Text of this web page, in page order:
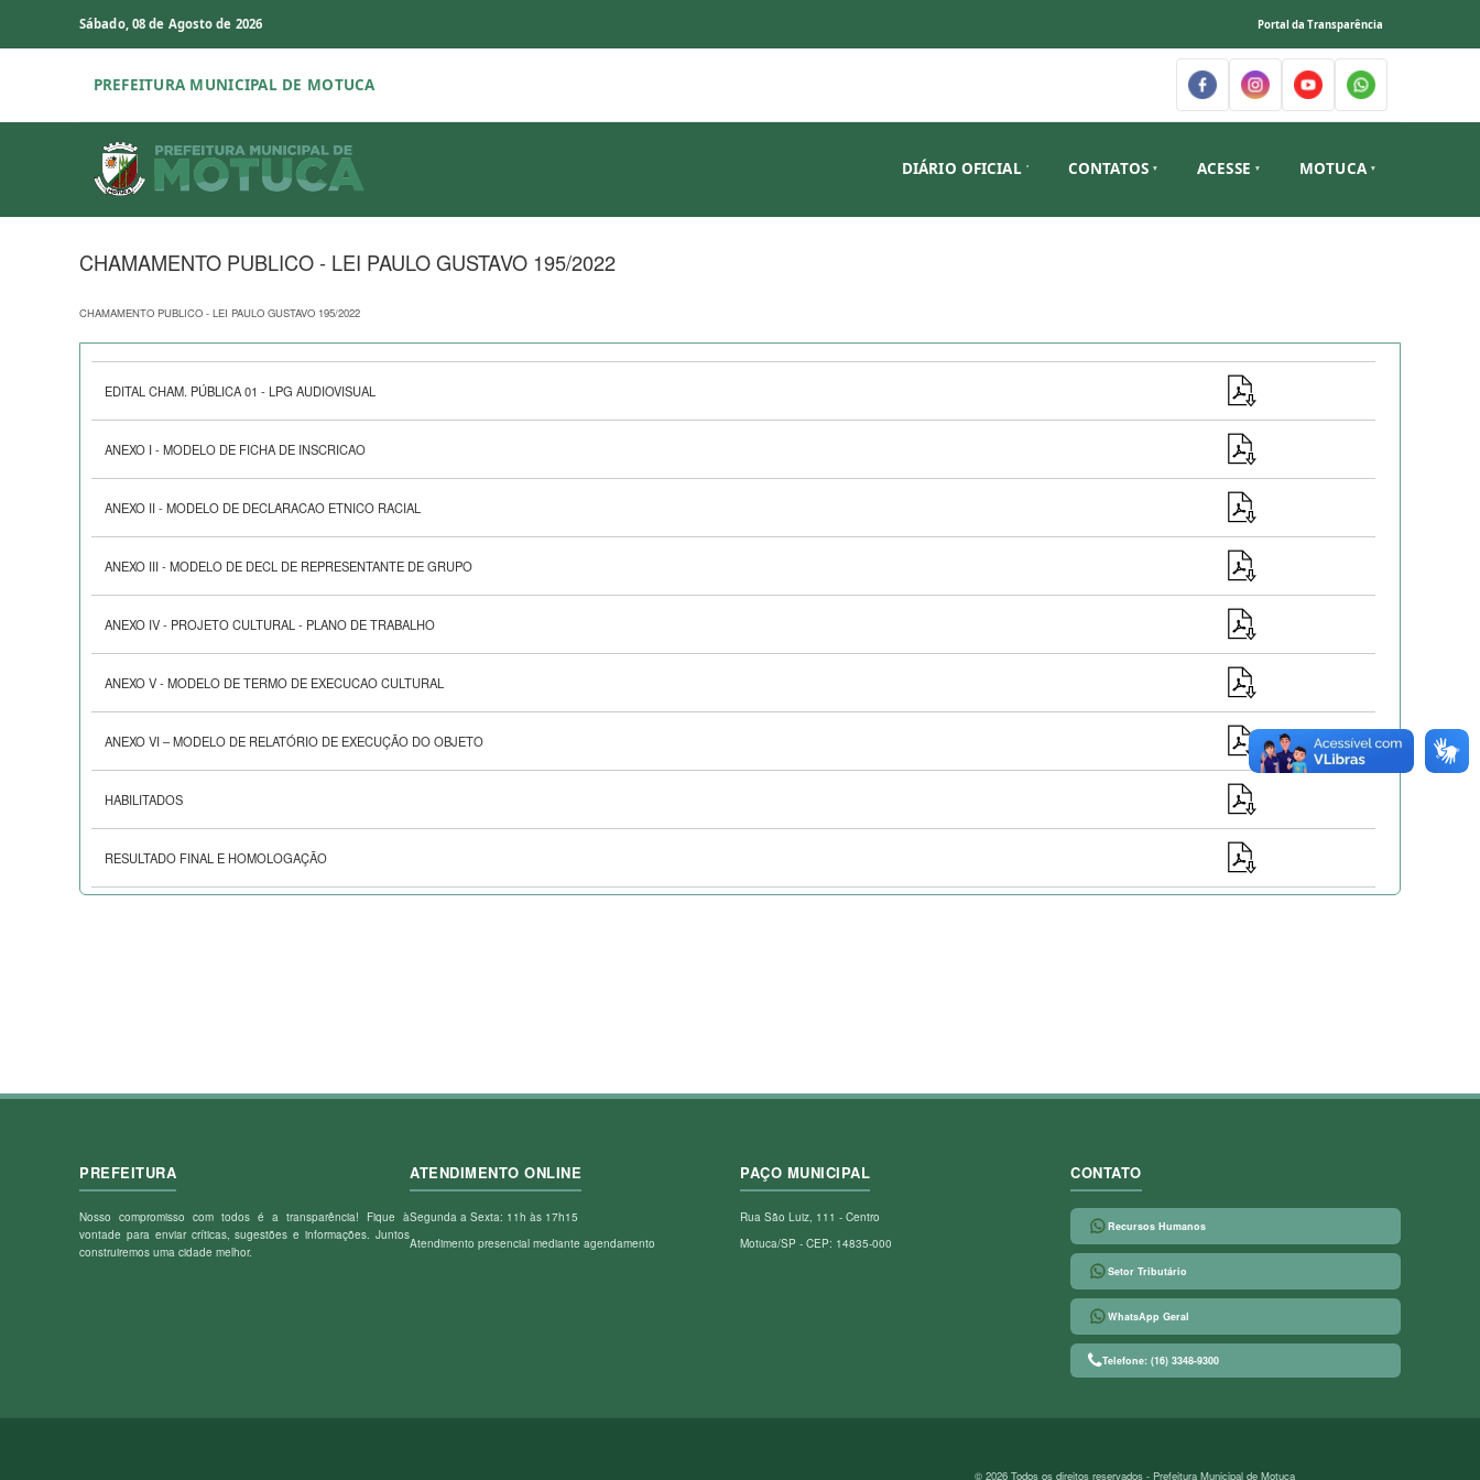
Sábado, 08 de Agosto de 2026 Portal da Transparência
PREFEITURA MUNICIPAL DE MOTUCA
DIÁRIO OFICIAL CONTATOS ACESSE MOTUCA
CHAMAMENTO PUBLICO - LEI PAULO GUSTAVO 195/2022
CHAMAMENTO PUBLICO - LEI PAULO GUSTAVO 195/2022
EDITAL CHAM. PÚBLICA 01 - LPG AUDIOVISUAL
ANEXO I - MODELO DE FICHA DE INSCRICAO
ANEXO II - MODELO DE DECLARACAO ETNICO RACIAL
ANEXO III - MODELO DE DECL DE REPRESENTANTE DE GRUPO
ANEXO IV - PROJETO CULTURAL - PLANO DE TRABALHO
ANEXO V - MODELO DE TERMO DE EXECUCAO CULTURAL
ANEXO VI – MODELO DE RELATÓRIO DE EXECUÇÃO DO OBJETO
HABILITADOS
RESULTADO FINAL E HOMOLOGAÇÃO
PREFEITURA
Nosso compromisso com todos é a transparência! Fique à
vontade para enviar críticas, sugestões e informações. Juntos
construiremos uma cidade melhor.
ATENDIMENTO ONLINE
Segunda a Sexta: 11h às 17h15
Atendimento presencial mediante agendamento
PAÇO MUNICIPAL
Rua São Luiz, 111 - Centro
Motuca/SP - CEP: 14835-000
CONTATO
Recursos Humanos
Setor Tributário
WhatsApp Geral
Telefone: (16) 3348-9300
© 2026 Todos os direitos reservados - Prefeitura Municipal de Motuca